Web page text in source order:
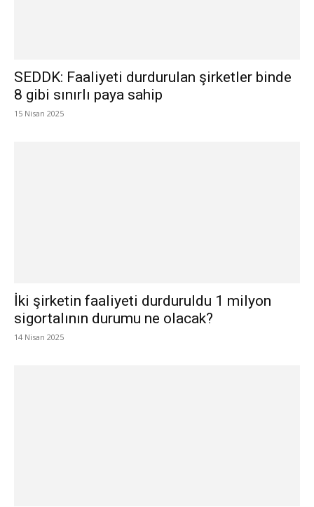
SEDDK: Faaliyeti durdurulan şirketler binde
8 gibi sınırlı paya sahip
15 Nisan 2025
İki şirketin faaliyeti durduruldu 1 milyon
sigortalının durumu ne olacak?
14 Nisan 2025